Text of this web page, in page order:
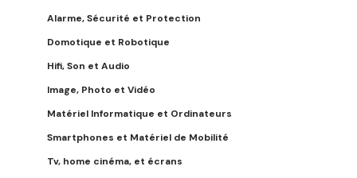
Alarme, Sécurité et Protection
Domotique et Robotique
Hifi, Son et Audio
Image, Photo et Vidéo
Matériel Informatique et Ordinateurs
Smartphones et Matériel de Mobilité
Tv, home cinéma, et écrans